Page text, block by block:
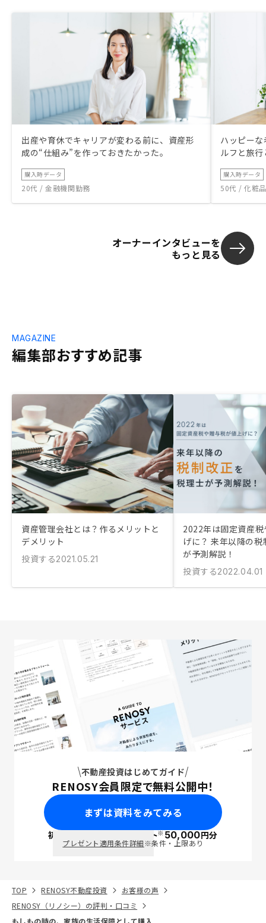
出産や育休でキャリアが変わる前に、資産形
成の“仕組み”を作っておきたかった。
購入時データ
20代 / 金融機関勤務
ハッピー
ルフと旅
購入時データ
50代 / 化粧
オーナーインタビューを
もっと見る
編集部おすすめ記事
MAGAZINE
資産管理会社とは？作るメリットと
デメリット
投資する2021.05.21
2022年は固定資産
げに？ 来年以降の
が予測解説！
投資する2022.04.01
不動産投資はじめてガイド
RENOSY会員限定で無料公開中！
まずは資料をみてみる
初回面談で ポイント※50,000円分
プレゼント適用条件詳細※条件・上限あり
TOP RENOSY不動産投資
お客様の声
RENOSY（リノシー）の評判・口コミ
もしもの時の、家族の生活保障として購入